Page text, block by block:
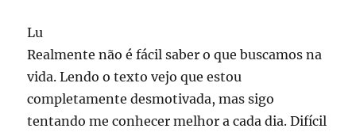
Lu
Realmente não é fácil saber o que buscamos na
vida. Lendo o texto vejo que estou
completamente desmotivada, mas sigo
tentando me conhecer melhor a cada dia. Difícil